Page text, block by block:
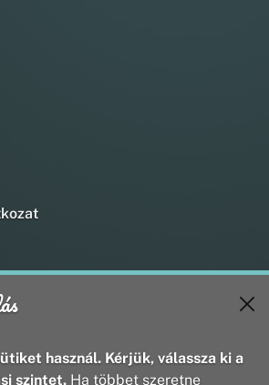
u.18.
használ. Kérjük, válassza ki a
szintet. Ha többet szeretne